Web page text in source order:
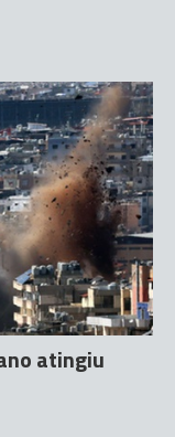
atingiu